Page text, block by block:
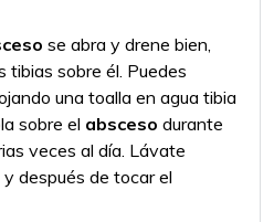
se abra y drene bien,
tibias sobre él. Puedes
una toalla en agua tibia
sobre el absceso durante
veces al día. Lávate
después de tocar el